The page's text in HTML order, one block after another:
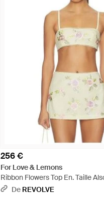
256 €
For Love & Lemons
Ribbon Flowers Top En. Taille
- Jaune
De REVOLVE